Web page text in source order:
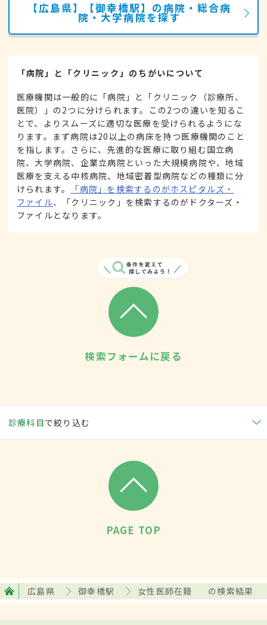
【広島県】【御幸橋駅】の病院・総合病
院・大学病院を探す
「病院」と「クリニック」のちがいについて
医療機関は一般的に「病院」と「クリニック（診療所、
医院）」の2つに分けられます。この2つの違いを知るこ
とで、よりスムーズに適切な医療を受けられるようにな
ります。まず病院は20以上の病床を持つ医療機関のこと
を指します。さらに、先進的な医療に取り組む国立病
院、大学病院、企業立病院といった大規模病院や、地域
医療を支える中核病院、地域密着型病院などの種類に分
けられます。
「病院」を検索するのがホスピタルズ・
ファイル、「クリニック」を検索するのがドクターズ・
ファイルとなります。
検索フォームに戻る
診療科目で絞り込む
PAGE TOP
広島県 御幸橋駅 女性医師在籍 の検索結果